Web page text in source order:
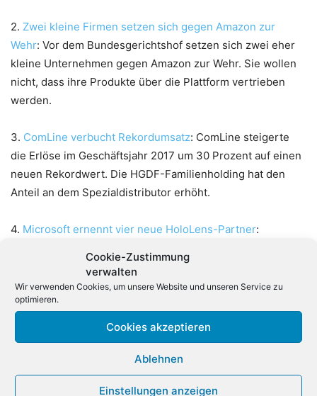
Cookie-Zustimmung
verwalten
Wir verwenden Cookies, um unsere Website und unseren Service zu
optimieren.
Cookies akzeptieren
Ablehnen
Einstellungen anzeigen
2. Zwei kleine Firmen setzen sich gegen Amazon zur
Wehr: Vor dem Bundesgerichtshof setzen sich zwei eher
kleine Unternehmen gegen Amazon zur Wehr. Sie wollen
nicht, dass ihre Produkte über die Plattform vertrieben
werden.
3. ComLine verbucht Rekordumsatz: ComLine steigerte
die Erlöse im Geschäftsjahr 2017 um 30 Prozent auf einen
neuen Rekordwert. Die HGDF-Familienholding hat den
Anteil an dem Spezialdistributor erhöht.
4. Microsoft ernennt vier neue HoloLens-Partner:
Mixed-Reality-Partner-Programm in Deutschland an.
5. Bitkom: «Die Auftragsbücher von IT-Dienstleistern sind
voll«: Rekordwachstum: Mehr als 40.000 neue Jobs pro
Jahr in IT und Telekommunikation in Deutschland. Auch
die Umsätze legen zu, zwei Bereiche sorgen für ein
starkes Plus.